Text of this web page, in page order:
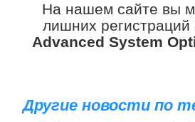
На нашем сайте вы
лишних регистраций
Advanced System
Другие новости по